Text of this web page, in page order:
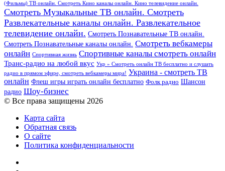
(Фильмы) ТВ онлайн. Смотреть Кино каналы онлайн. Кино телевидение онлайн.
Смотреть Музыкальные ТВ онлайн. Смотреть
Развлекательные каналы онлайн. Развлекательное
телевидение онлайн. Смотреть Познавательные ТВ онлайн.
Смотреть Познавательные каналы онлайн. Смотреть вебкамеры
онлайн Спортивная жизнь Спортивные каналы смотреть онлайн
Транс-радио на любой вкус Укр » Смотреть онлайн ТВ бесплатно и слушать
радио в прямом эфире, смотреть вебкамеры мира! Украина - смотреть ТВ
онлайн Флеш игры играть онлайн бесплатно Фолк радио Шансон
радио Шоу-бизнес
© Все права защищены 2026
Карта сайта
Обратная связь
О сайте
Политика конфиденциальности